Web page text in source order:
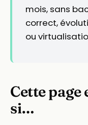
mois, sans
correct,
ou
Cette page
si…